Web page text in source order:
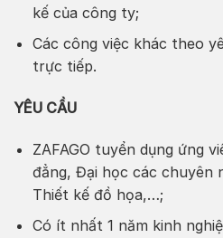
kế của công ty;
Các công việc khác theo
trực tiếp.
YÊU CẦU
ZAFAGO tuyển dụng ứng
đẳng, Đại học các chuyên
Thiết kế đồ họa,…;
Có ít nhất 1 năm kinh